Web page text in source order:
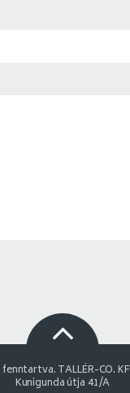
TALLÉR-CO.
Kunigunda útja 41/A